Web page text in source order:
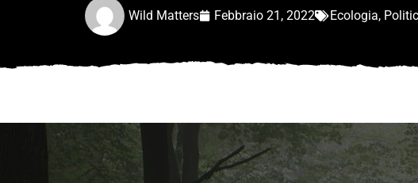
Wild Matters Febbraio 21, 2022 Ecologia,